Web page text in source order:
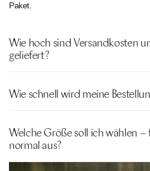
Paket.
Wie hoch sind Versandkosten
geliefert?
unter 50€ kosten derzeit 2,50€.
Die Lieferung erfolgt derzeit durch
Wie schnell wird meine
versenden klimafreundlich mit Hermes,
Welche Größe soll ich wählen
normal aus?